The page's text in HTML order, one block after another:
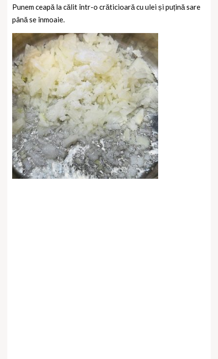
Punem ceapă la călit într-o crăticioară cu ulei și puțină sare
până se înmoaie.